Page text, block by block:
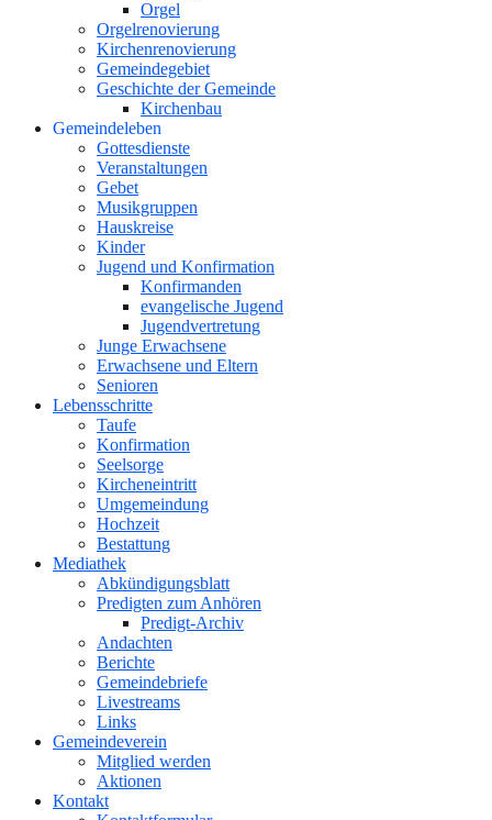
Orgel
Orgelrenovierung
Kirchenrenovierung
Gemeindegebiet
Geschichte der Gemeinde
Kirchenbau
Gemeindeleben
Gottesdienste
Veranstaltungen
Gebet
Musikgruppen
Hauskreise
Kinder
Jugend und Konfirmation
Konfirmanden
evangelische Jugend
Jugendvertretung
Junge Erwachsene
Erwachsene und Eltern
Senioren
Lebensschritte
Taufe
Konfirmation
Seelsorge
Kircheneintritt
Umgemeindung
Hochzeit
Bestattung
Mediathek
Abkündigungsblatt
Predigten zum Anhören
Predigt-Archiv
Andachten
Berichte
Gemeindebriefe
Livestreams
Links
Gemeindeverein
Mitglied werden
Aktionen
Kontakt